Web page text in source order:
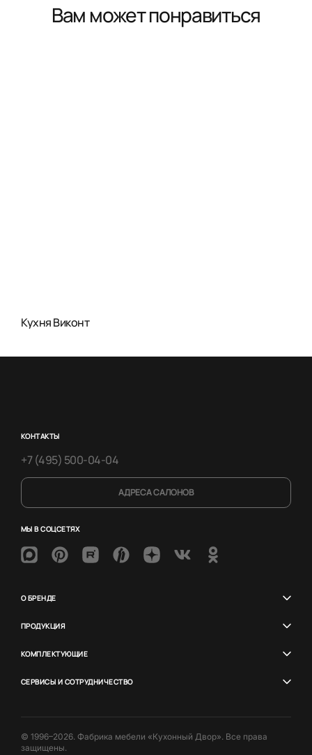
Вам может понравиться
Кухня Виконт
КОНТАКТЫ
+7 (495) 500-04-04
АДРЕСА САЛОНОВ
МЫ В СОЦСЕТЯХ
О БРЕНДЕ
ПРОДУКЦИЯ
КОМПЛЕКТУЮЩИЕ
СЕРВИСЫ И СОТРУДНИЧЕСТВО
© 1996–2026. Фабрика мебели «Кухонный Двор». Все права
защищены.